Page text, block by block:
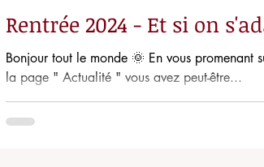
Rentrée 2024 - Et si on
Bonjour tout le monde 🌞 En vous promenant sur
la page " Actualité " vous avez peut-être...